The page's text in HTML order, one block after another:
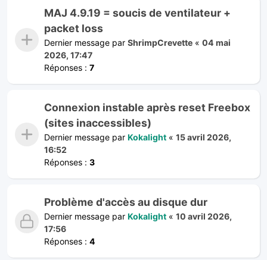
MAJ 4.9.19 = soucis de ventilateur +
packet loss
Dernier message par ShrimpCrevette « 04 mai
2026, 17:47
Réponses : 7
Connexion instable après reset Freebox
(sites inaccessibles)
Dernier message par Kokalight « 15 avril 2026,
16:52
Réponses : 3
Problème d'accès au disque dur
Dernier message par Kokalight « 10 avril 2026,
17:56
Réponses : 4